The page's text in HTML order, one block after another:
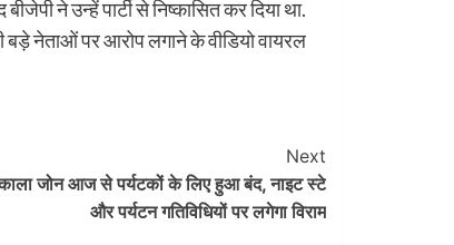
ने उन्हें पार्टी से निष्कासित कर दिया था.
बड़े नेताओं पर आरोप लगाने के वीडियो वायरल
Next
जोन आज से पर्यटकों के लिए हुआ बंद, नाइट स्टे
और पर्यटन गतिविधियों पर लगेगा विराम